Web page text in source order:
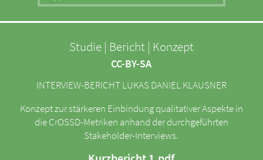
Studie | Bericht | Konzept
CC-BY-SA
INTERVIEW-BERICHT LUKAS DANIEL KLAUSNER
Konzept zur stärkeren Einbindung qualitativer Aspekte in
die CrOSSD-Metriken anhand der durchgeführten
Stakeholder-Interviews.